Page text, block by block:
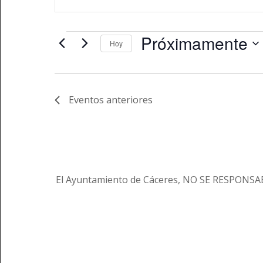
búsqueda
y
vistas
de
clave.
Busca
la
Eventos
Hoy Próximamente
fecha.
Eventos anteriores
El Ayuntamiento de Cáceres, NO SE